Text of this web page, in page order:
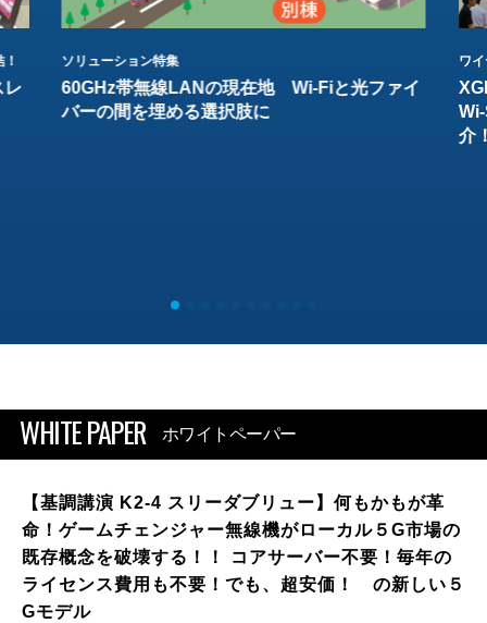
レ
ソリューション特集
60GHz帯無線LANの現在地 Wi-Fiと光ファイ
バーの間を埋める選択肢に
ワ
介
WHITE PAPER ホワイトペーパー
【基調講演 K2-4 スリーダブリュー】何もかもが革
命！ゲームチェンジャー無線機がローカル５G市場の
既存概念を破壊する！！ コアサーバー不要！毎年の
ライセンス費用も不要！でも、超安価！ の新しい５
Gモデル